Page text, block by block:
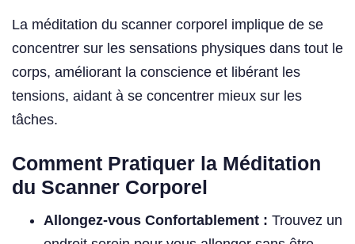
La méditation du scanner corporel implique de se
concentrer sur les sensations physiques dans tout le
corps, améliorant la conscience et libérant les
tensions, aidant à se concentrer mieux sur les
tâches.
Comment Pratiquer la Méditation
du Scanner Corporel
Allongez-vous Confortablement : Trouvez un